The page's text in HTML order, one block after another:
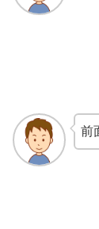
前